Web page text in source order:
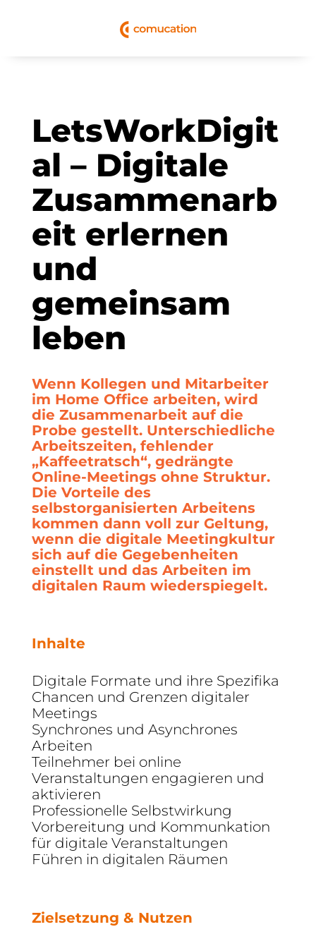
LetsWorkDigit
al – Digitale
Zusammenarb
eit erlernen
und
gemeinsam
leben
Wenn Kollegen und Mitarbeiter
im Home Office arbeiten, wird
die Zusammenarbeit auf die
Probe gestellt. Unterschiedliche
Arbeitszeiten, fehlender
„Kaffeetratsch“, gedrängte
Online-Meetings ohne Struktur.
Die Vorteile des
selbstorganisierten Arbeitens
kommen dann voll zur Geltung,
wenn die digitale Meetingkultur
sich auf die Gegebenheiten
einstellt und das Arbeiten im
digitalen Raum wiederspiegelt.
Inhalte
Digitale Formate und ihre Spezifika
Chancen und Grenzen digitaler
Meetings
Synchrones und Asynchrones
Arbeiten
Teilnehmer bei online
Veranstaltungen engagieren und
aktivieren
Professionelle Selbstwirkung
Vorbereitung und Kommunkation
für digitale Veranstaltungen
Führen in digitalen Räumen
Zielsetzung & Nutzen